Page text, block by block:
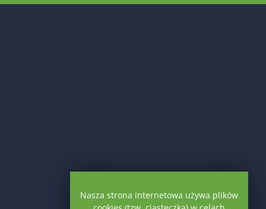
Nasza strona internetowa używa plików